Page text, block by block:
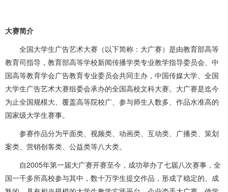
大赛简介
全国大学生广告艺术大赛（以下简称：大广赛）是由教育部高等
教育司指导，教育部高等学校新闻传播学类专业教学指导委员会、中
国高等教育学会广告教育专业委员会共同主办，中国传媒大学、全国
大学生广告艺术大赛组委会承办的全国高校文科大赛。大广赛是迄今
为止全国规模大、覆盖高等院校广、参与师生人数多、作品水准高的
国家级大学生赛事。
参赛作品分为平面类、视频类、动画类、互动类、广播类、策划
案类、营销创客类、公益类等八大类。
自2005年第一届大广赛开赛至今，成功举办了七届八次赛事，全
国一千多所高校参与其中，数十万学生提交作品，形成了稳定的、成